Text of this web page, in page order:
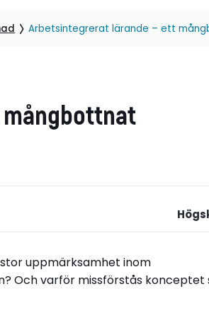
Arbetsintegrerat lärande – ett
uppmärksamhet inom
Och varför missförstås konceptet